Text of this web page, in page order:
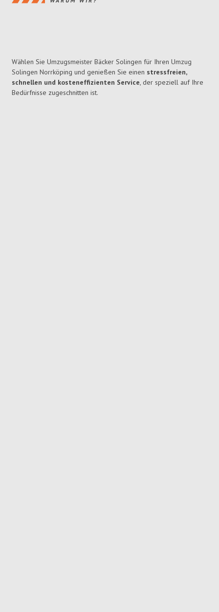
Wählen Sie Umzugsmeister Bäcker Solingen für Ihren Umzug
Solingen Norrköping und genießen Sie einen stressfreien,
schnellen und kosteneffizienten Service, der speziell auf Ihre
Bedürfnisse zugeschnitten ist.